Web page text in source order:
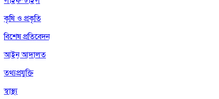
কৃষি ও প্রকৃতি
বিশেষ প্রতিবেদন
আইন আদালত
তথ্যপ্রযুক্তি
স্বাস্থ্য